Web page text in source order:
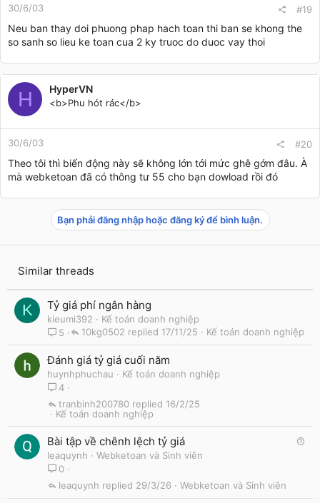
30/6/03 #19
Neu ban thay doi phuong phap hach toan thi ban se khong the
so sanh so lieu ke toan cua 2 ky truoc do duoc vay thoi
H HyperVN
<b>Phu hót rác</b>
30/6/03 #20
Theo tôi thì biến động này sẽ không lớn tới mức ghê gớm đâu. À
mà webketoan đã có thông tư 55 cho bạn dowload rồi đó
Bạn phải đăng nhập hoặc đăng ký để bình luận.
Similar threads
K Tỷ giá phí ngân hàng
kieumi392
Kế toán doanh nghiệp
5
Kế toán doanh nghiệp
17/11/25
10kg0502
Đánh giá tỷ giá cuối năm
huynhphuchau
Kế toán doanh nghiệp
4
Kế toán doanh nghiệp
16/2/25
tranbinh200780
Bài tập về chênh lệch tỷ giá
leaquynh
Webketoan và Sinh viên
0
Webketoan và Sinh viên
29/3/26
leaquynh